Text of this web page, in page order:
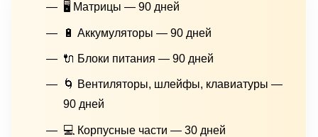
🖥 Матрицы — 90 дней
🔋 Аккумуляторы — 90 дней
🔌 Блоки питания — 90 дней
🌀 Вентиляторы, шлейфы, клавиатуры —
90 дней
💻 Корпусные части — 30 дней